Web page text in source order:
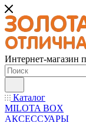
Интернет-магазин
Каталог
MILOTA BOX
АКСЕССУАРЫ